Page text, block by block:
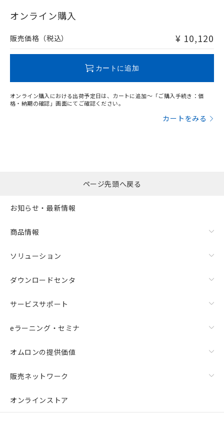
在庫等で未対応品が混在する可能性があります。
問い合わせください。
オンライン購入
販売価格（税込） ¥ 10,120
カートに追加
オンライン購入における出荷予定日は、カートに追加～「ご購入手続き：価
格・納期の確認」画面にてご確認ください。
カートをみる
ページ先頭へ戻る
お知らせ・最新情報
商品情報
ソリューション
ダウンロードセンタ
サービスサポート
eラーニング・セミナ
オムロンの提供価値
販売ネットワーク
オンラインストア